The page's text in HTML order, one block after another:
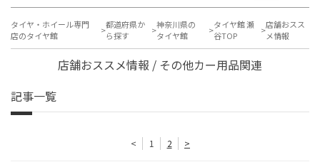
タイヤ・ホイール専門
店のタイヤ館
都道府県か
ら探す
神奈川県の
タイヤ館
タイヤ館 瀬
谷TOP
店舗おスス
メ情報
店舗おススメ情報 / その他カー用品関連
記事一覧
< 1 2 >